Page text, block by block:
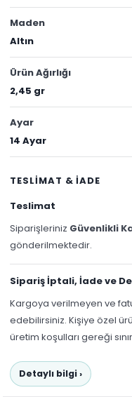
Maden
Altın
Ürün Ağırlığı
2,45 gr
Ayar
14 Ayar
TESLİMAT & İADE
Teslimat
Siparişleriniz Güvenlikli
gönderilmektedir.
Sipariş İptali, İade ve
Kargoya verilmeyen ve
edebilirsiniz. Kişiye özel
üretim koşulları gereği
Detaylı bilgi ›